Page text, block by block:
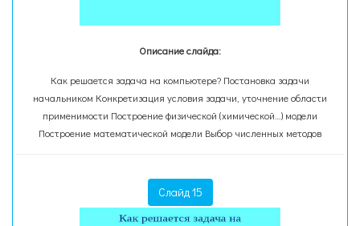
Описание слайда:
Как решается задача на компьютере? Постановка задачи
начальником Конкретизация условия задачи, уточнение области
применимости Построение физической (химической…) модели
Построение математической модели Выбор численных методов
Слайд 15